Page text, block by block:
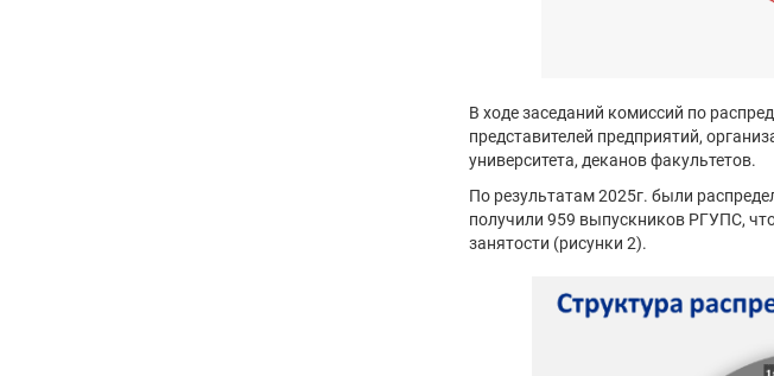
В ходе заседаний комиссий по
представителей предприятий,
университета, деканов факультетов.
По результатам 2025г. были
получили 959 выпускников РГУПС,
занятости (рисунки 2).